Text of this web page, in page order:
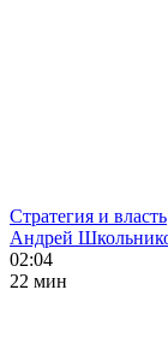
Стратегия и власть
Андрей
02:04
22 мин